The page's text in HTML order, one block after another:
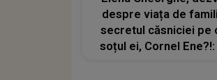
despre viața de
secretul căsniciei pe
soțul ei, Cornel